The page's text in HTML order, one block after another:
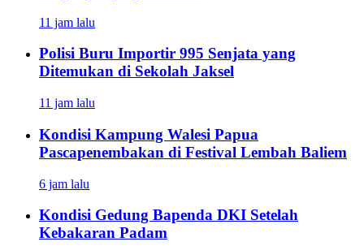
11 jam lalu
Polisi Buru Importir 995 Senjata yang
Ditemukan di Sekolah Jaksel
11 jam lalu
Kondisi Kampung Walesi Papua
Pascapenembakan di Festival Lembah Baliem
6 jam lalu
Kondisi Gedung Bapenda DKI Setelah
Kebakaran Padam